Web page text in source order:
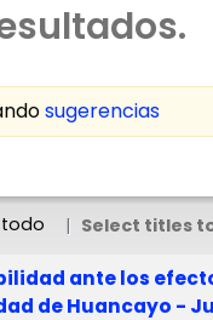
sugerencias
todo Select titles
ante los
de Huancayo -